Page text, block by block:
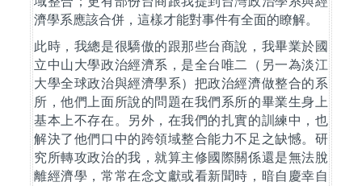
濟學系應該合併，這樣才能對事件有全面的瞭解。
此時，我總是很驕傲的跟那些台商說，我畢業於國
立中山大學政治經濟系，是全台唯二（另一為淡江
大學全球政治與經濟學系）把政治經濟做整合的系
所，他們上面所說的問題在我們系所的畢業生身上
基本上不存在。另外，在我們的扎實的訓練中，也
解決了他們口中的跨領域整合能力不足之缺憾。研
究所轉攻政治的我，就算主修國際關係還是無法脫
離經濟學，常常在念文獻或看新聞時，暗自慶幸自